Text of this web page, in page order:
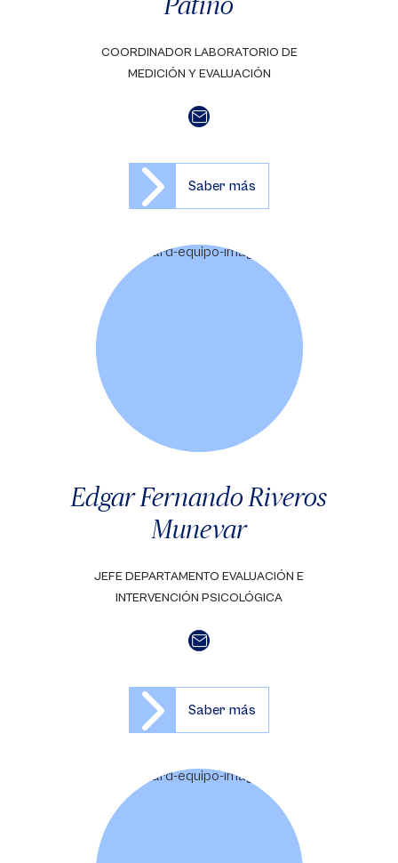
COORDINADOR LABORATORIO DE
MEDICIÓN Y EVALUACIÓN
Saber más
Edgar Fernando Riveros
Munevar
JEFE DEPARTAMENTO EVALUACIÓN E
INTERVENCIÓN PSICOLÓGICA
Saber más